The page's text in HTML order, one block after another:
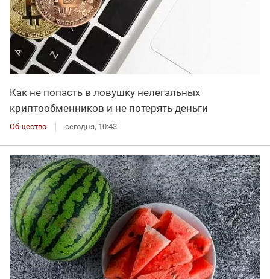
Как не попасть в ловушку нелегальных
криптообменников и не потерять деньги
Общество сегодня, 10:43